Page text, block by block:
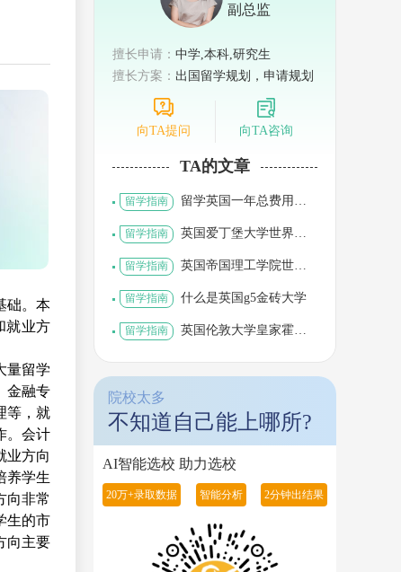
础。本
就业方
量留学
金融专
等，就
。会计
业方向
养学生
向非常
生的市
向主要
副总监
擅长申请： 中学,本科,研究生
擅长方案： 出国留学规划，申请规划
向TA提问 向TA咨询
TA的文章
留学指南
留学英国一年总费用多
留学指南
英国爱丁堡大学世界排
留学指南
英国帝国理工学院世界
留学指南 什么是英国g5金砖大学
留学指南
英国伦敦大学皇家霍洛
院校太多
不知道自己能上哪所?
AI智能选校 助力选校
20万+录取数据 智能分析 2分钟出结果